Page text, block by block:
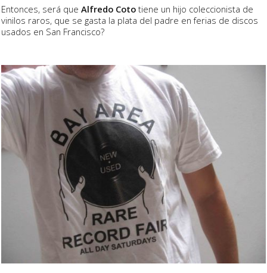
Entonces, será que Alfredo Coto tiene un hijo coleccionista de
vinilos raros, que se gasta la plata del padre en ferias de discos
usados en San Francisco?